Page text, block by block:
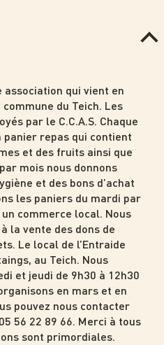
association qui vient en
du Teich. Les
par le C.C.A.S. Chaque
repas qui contient
et des fruits ainsi que
mois nous donnons
et des bons d’achat
les paniers du mardi par
commerce local. Nous
la vente des dons de
Le local de l’Entraide
au Teich. Nous
et jeudi de 9h30 à 12h30
en mars et en
pouvez nous contacter
56 22 89 66. Merci à tous
sont primordiales.